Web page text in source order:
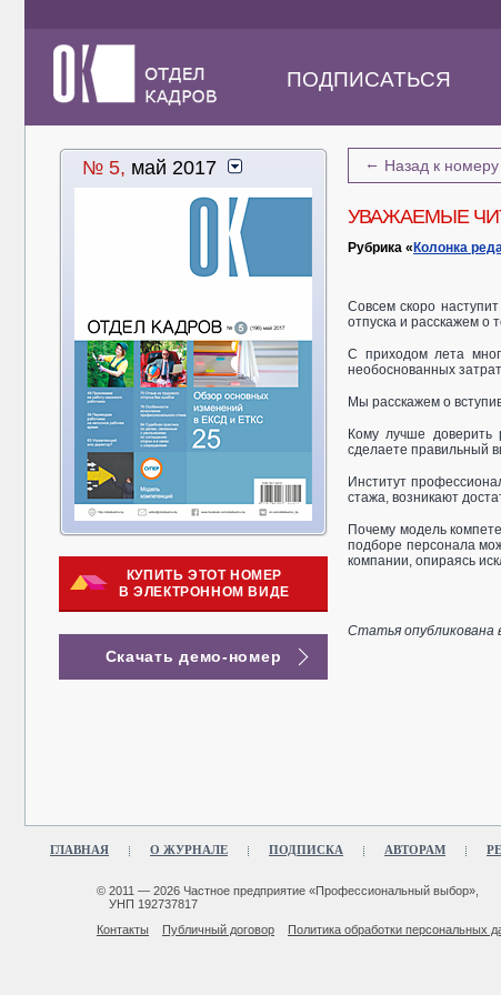
ПОДПИСАТЬСЯ
№ 5, май 2017
КУПИТЬ ЭТОТ НОМЕР
В ЭЛЕКТРОННОМ ВИДЕ
Скачать демо-номер
← Назад к
УВАЖАЕМЫЕ
Рубрика « Колонка
Совсем скоро
отпуска и расскажем о
С приходом лета
необоснованных
Мы расскажем о
Кому лучше доверить
сделаете правильный
Институт
стажа, возникают
Почему модель
подборе персонала
компании, опираясь
Статья опубликована
ГЛАВНАЯ О ЖУРНАЛЕ ПОДПИСКА АВТОРАМ
© 2011 — 2026 Частное предприятие «Профессиональный выбор»,
УНП 192737817
Контакты
Публичный договор Политика обработки персональных